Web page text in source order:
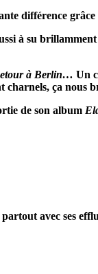
différence grâce
à su
à Berlin… Un
ça nous
de son album
avec ses